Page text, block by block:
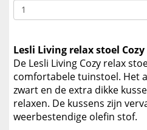
Lesli Living relax stoel
De Lesli Living Cozy relax
comfortabele tuinstoel. Het
zwart en de extra dikke
relaxen. De kussens zijn
weerbestendige olefin stof.